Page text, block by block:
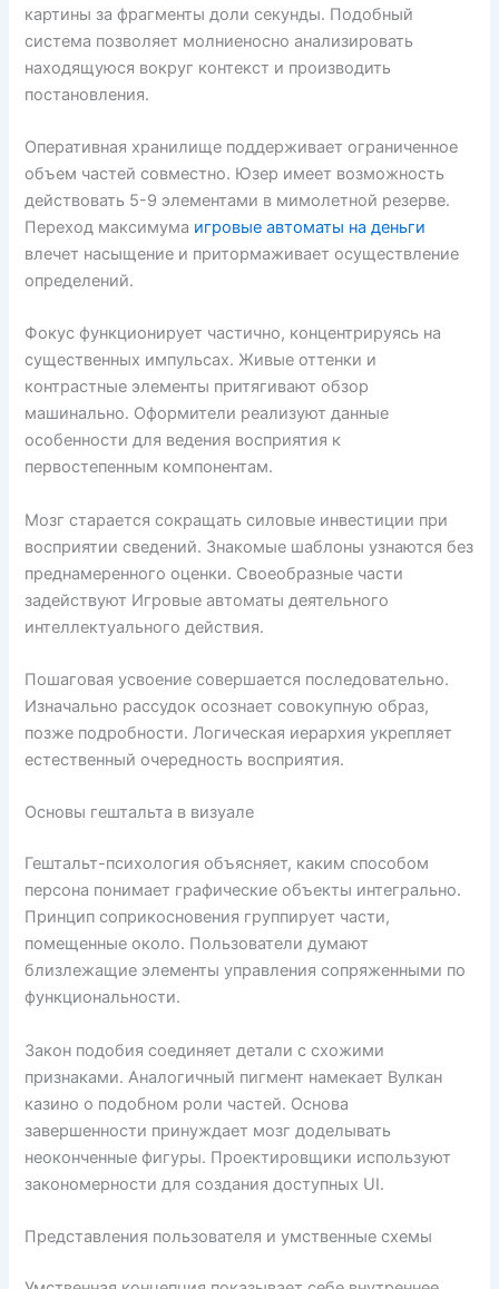
картины за фрагменты доли секунды. Подобный
система позволяет молниеносно анализировать
находящуюся вокруг контекст и производить
постановления.
Оперативная хранилище поддерживает ограниченное
объем частей совместно. Юзер имеет возможность
действовать 5-9 элементами в мимолетной резерве.
Переход максимума игровые автоматы на деньги
влечет насыщение и притормаживает осуществление
определений.
Фокус функционирует частично, концентрируясь на
существенных импульсах. Живые оттенки и
контрастные элементы притягивают обзор
машинально. Оформители реализуют данные
особенности для ведения восприятия к
первостепенным компонентам.
Мозг старается сокращать силовые инвестиции при
восприятии сведений. Знакомые шаблоны узнаются без
преднамеренного оценки. Своеобразные части
задействуют Игровые автоматы деятельного
интеллектуального действия.
Пошаговая усвоение совершается последовательно.
Изначально рассудок осознает совокупную образ,
позже подробности. Логическая иерархия укрепляет
естественный очередность восприятия.
Основы гештальта в визуале
Гештальт-психология объясняет, каким способом
персона понимает графические объекты интегрально.
Принцип соприкосновения группирует части,
помещенные около. Пользователи думают
близлежащие элементы управления сопряженными по
функциональности.
Закон подобия соединяет детали с схожими
признаками. Аналогичный пигмент намекает Вулкан
казино о подобном роли частей. Основа
завершенности принуждает мозг доделывать
неоконченные фигуры. Проектировщики используют
закономерности для создания доступных UI.
Представления пользователя и умственные схемы